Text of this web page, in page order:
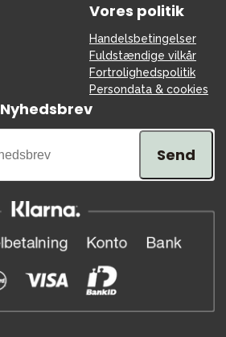
Vores politik
Handelsbetingelser
Fuldstændige vilkår
Fortrolighedspolitik
Persondata & cookies
Nyhedsbrev
Send